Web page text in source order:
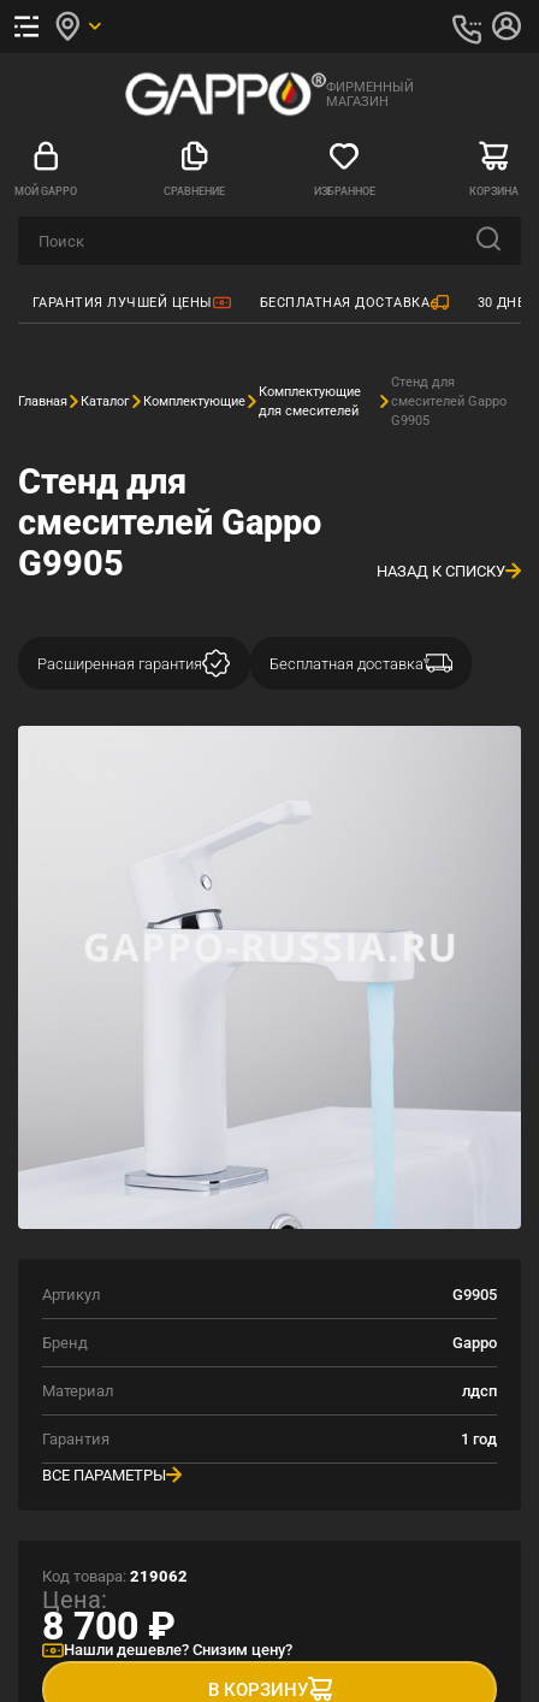
ФИРМЕННЫЙ
МАГАЗИН
МОЙ GAPPO СРАВНЕНИЕ ИЗБРАННОЕ КОРЗИНА
ГАРАНТИЯ ЛУЧШЕЙ ЦЕНЫ БЕСПЛАТНАЯ ДОСТАВКА 30
Главная Каталог Комплектующие
Комплектующие
для смесителей
Стенд для
смесителей Gappo
G9905
Стенд для
смесителей Gappo
G9905
НАЗАД К СПИСКУ
Расширенная гарантия Бесплатная доставка
Артикул G9905
Бренд Gappo
Материал лдсп
Гарантия
1 год
ВСЕ ПАРАМЕТРЫ
Код товара: 219062
Цена:
8 700 ₽
Нашли дешевле? Снизим цену?
В КОРЗИНУ